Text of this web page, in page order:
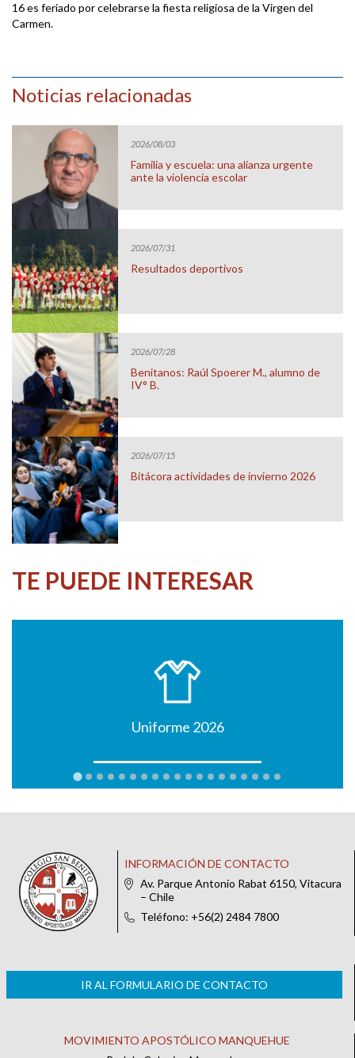
16 es feriado por celebrarse la fiesta religiosa de la Virgen del
Carmen.
Noticias relacionadas
2026/08/03
Familia y escuela: una alianza urgente
ante la violencia escolar
2026/07/31
Resultados deportivos
2026/07/28
Benitanos: Raúl Spoerer M., alumno de
IV° B.
2026/07/15
Bitácora actividades de invierno 2026
TE PUEDE INTERESAR
Uniforme 2026
INFORMACIÓN DE CONTACTO
Av. Parque Antonio Rabat 6150, Vitacura
– Chile
Teléfono: +56(2) 2484 7800
IR AL FORMULARIO DE CONTACTO
MOVIMIENTO APOSTÓLICO MANQUEHUE